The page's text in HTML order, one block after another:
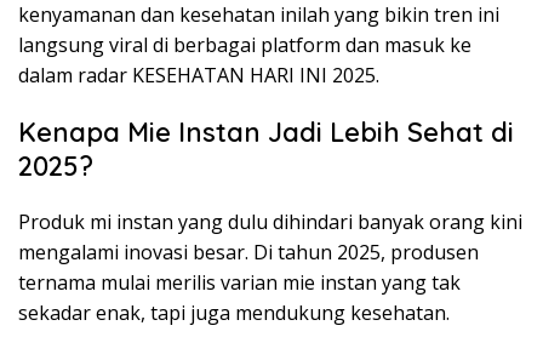
kenyamanan dan kesehatan inilah yang bikin tren ini
langsung viral di berbagai platform dan masuk ke
dalam radar KESEHATAN HARI INI 2025.
Kenapa Mie Instan Jadi Lebih Sehat di
2025?
Produk mi instan yang dulu dihindari banyak orang kini
mengalami inovasi besar. Di tahun 2025, produsen
ternama mulai merilis varian mie instan yang tak
sekadar enak, tapi juga mendukung kesehatan.